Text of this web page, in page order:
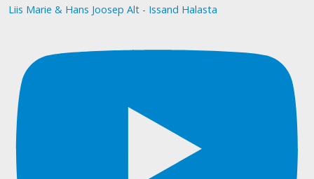
Liis Marie & Hans Joosep Alt - Issand Halasta